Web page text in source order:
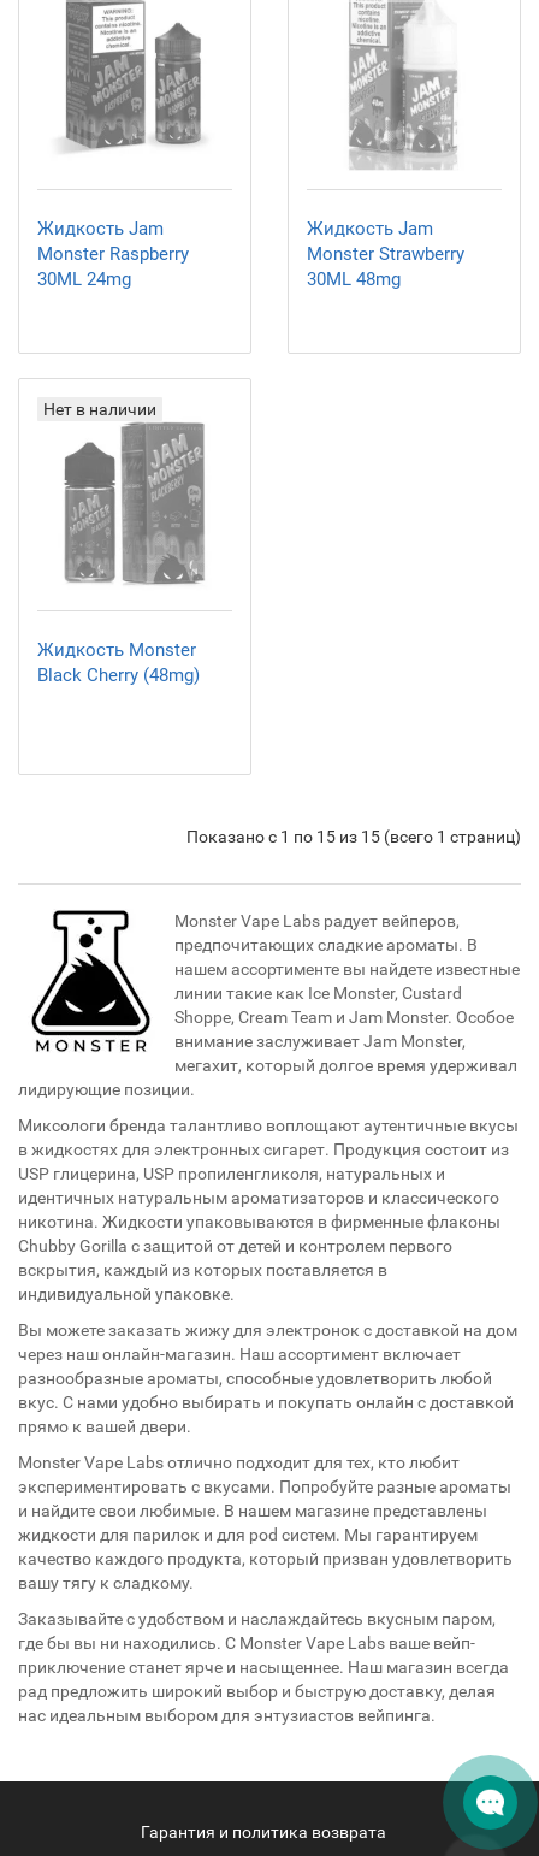
Жидкость Jam
Monster Raspberry
30ML 24mg
Жидкость Jam
Monster Strawberry
30ML 48mg
Нет в наличии
Жидкость Monster
Black Cherry (48mg)
Показано с 1 по 15 из 15 (всего 1 страниц)
Monster Vape Labs радует вейперов,
предпочитающих сладкие ароматы. В
нашем ассортименте вы найдете известные
линии такие как Ice Monster, Custard
Shoppe, Cream Team и Jam Monster. Особое
внимание заслуживает Jam Monster,
мегахит, который долгое время удерживал
лидирующие позиции.
Миксологи бренда талантливо воплощают аутентичные вкусы
в жидкостях для электронных сигарет. Продукция состоит из
USP глицерина, USP пропиленгликоля, натуральных и
идентичных натуральным ароматизаторов и классического
никотина. Жидкости упаковываются в фирменные флаконы
Chubby Gorilla с защитой от детей и контролем первого
вскрытия, каждый из которых поставляется в
индивидуальной упаковке.
Вы можете заказать жижу для электронок с доставкой на дом
через наш онлайн-магазин. Наш ассортимент включает
разнообразные ароматы, способные удовлетворить любой
вкус. С нами удобно выбирать и покупать онлайн с доставкой
прямо к вашей двери.
Monster Vape Labs отлично подходит для тех, кто любит
экспериментировать с вкусами. Попробуйте разные ароматы
и найдите свои любимые. В нашем магазине представлены
жидкости для парилок и для pod систем. Мы гарантируем
качество каждого продукта, который призван удовлетворить
вашу тягу к сладкому.
Заказывайте с удобством и наслаждайтесь вкусным паром,
где бы вы ни находились. С Monster Vape Labs ваше вейп-
приключение станет ярче и насыщеннее. Наш магазин всегда
рад предложить широкий выбор и быструю доставку, делая
нас идеальным выбором для энтузиастов вейпинга.
Гарантия и политика возврата